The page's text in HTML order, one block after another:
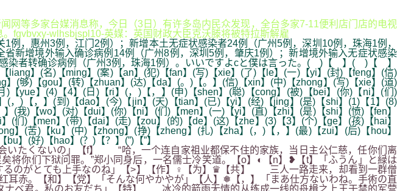
等多家台媒消息称，今日（3日）有许多岛内民众发现，全台多家7-11便利店门店的电视
fgvbvxy-wlhsbjspl10-英媒：英国财政大臣克沃滕将被特拉斯解雇
惠州3例，江门2例）；新增本土无症状感染者24例（广州5例，深圳10例，珠海1例，
新增境外输入确诊病例14例（广州8例，深圳5例，肇庆1例）；新增境外输入无症状感染
染者转确诊病例（广州3例，珠海1例）。いいですよcと僕は言った。( )【 】( )【 】
】(名)【ming】(案)【an】(犯)【fan】(写)【xie】(了)【le】(一)【yi】(封)【feng】(信)
(够)【gou】(转)【zhuan】(达)【da】(。)【。】(信)【xin】(中)【zhong】(写)【xie】(道)
)【yue】(4)【4】(日)【ri】(，)【，】(申)【shen】(聪)【cong】(被)【bei】(你)【ni】(们)
，)【，】(到)【dao】(今)【jin】(天)【tian】(已)【yi】(经)【jing】(是)【shi】(1)【1】(8)
(我)【wo】(对)【dui】(你)【ni】(们)【men】(一)【yi】(直)【zhi】(是)【shi】(愤)【fen】
们)【men】(带)【dai】(走)【zou】(的)【de】(这)【zhe】(3)【3】(个)【ge】(孩)【hai】
】(苦)【ku】(中)【zhong】(挣)【zheng】(扎)【zha】(，)【，】(最)【zui】(后)【hou】
】(好)【hao】(？)【？】(”)【”】
たくないの」【f】 “哈，一个连自家祖业都保不住的家族，当日主公仁慈，任你们离
将你们下狱问罪。”郑小同身后，一名儒士冷笑道。【o】◐【n】❥【t】「ふうん」と緑は
るのがとても上手なのね」【>】【作】♀【为】♛【共】 三人一路走来，却看到一群僧
赤。【和】【党】「そんな何やかやが」【人】❅【，】「まあ仕方ないわね。手術の直
ナベ君。私のお友だち」【特】 冰冷的箭雨无情的从练成一线的舟楫之上王于禁的军营